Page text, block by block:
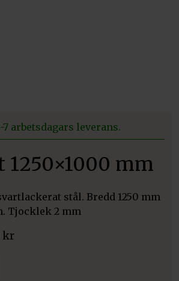
7 arbetsdagars leverans.
1250×1000 mm
stål. Bredd 1250 mm
Tjocklek 2 mm
kr